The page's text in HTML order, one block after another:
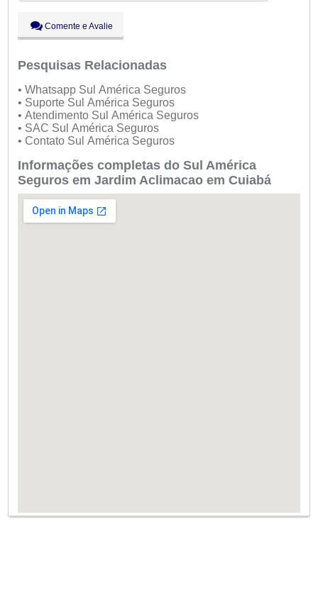
Sex:
09:00 - 18:00
Sáb:
Fechado
Dom:
Fechado
Comente e Avalie
Pesquisas Relacionadas
• Whatsapp Sul América Seguros
• Suporte Sul América Seguros
• Atendimento Sul América Seguros
• SAC Sul América Seguros
• Contato Sul América Seguros
Informações completas do Sul América
Seguros em Jardim Aclimacao em Cuiabá